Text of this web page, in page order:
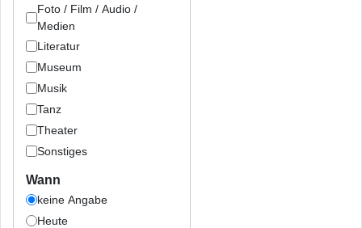
Foto / Film / Audio /
Medien
Literatur
Museum
Musik
Tanz
Theater
Sonstiges
Wann
keine Angabe
Heute